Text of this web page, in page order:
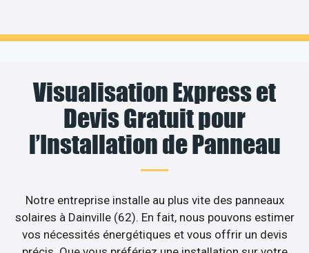
Visualisation Express et
Devis Gratuit pour
l’Installation de Panneau
Notre entreprise installe au plus vite des panneaux
solaires à Dainville (62). En fait, nous pouvons estimer
vos nécessités énergétiques et vous offrir un devis